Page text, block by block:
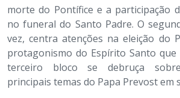
morte do Pontífice e a participação
no funeral do Santo Padre. O
vez, centra atenções na eleição do
protagonismo do Espírito Santo que
terceiro bloco se debruça
principais temas do Papa Prevost em